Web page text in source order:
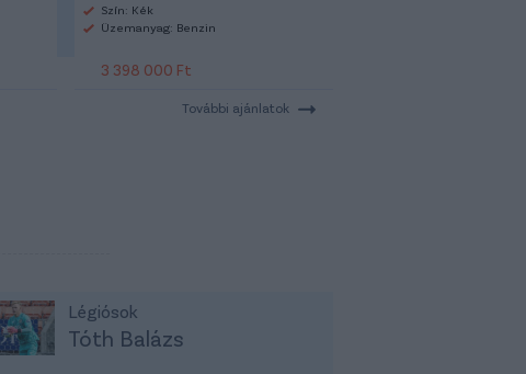
Szín: Kék
Üzemanyag: Benzin
3 398 000 Ft
További ajánlatok
Légiósok
Tóth Balázs